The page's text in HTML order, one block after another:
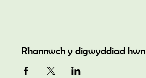
Rhannwch y digwyddiad hwn